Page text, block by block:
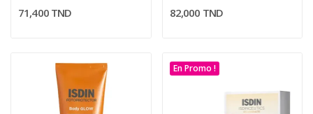
71,400 TND 82,000 TND
En Promo !